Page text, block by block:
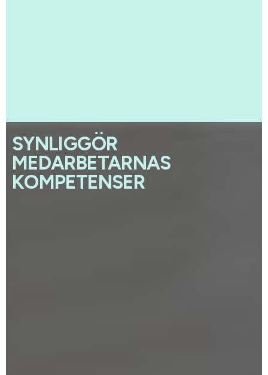
SYNLIGGÖR
MEDARBETARNAS
KOMPETENSER